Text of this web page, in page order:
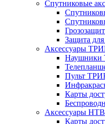
Спутниковые
Защита для
Аксессуары
Пульт
Карты
Аксессуары
Карты